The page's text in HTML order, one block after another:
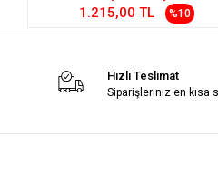
1.215,00 TL %10
Hızlı Teslimat
Siparişleriniz en kısa